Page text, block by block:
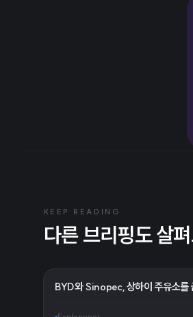
KEEP READING
다른 브리핑도 살
BYD와 Sinopec, 상하이 주유소를